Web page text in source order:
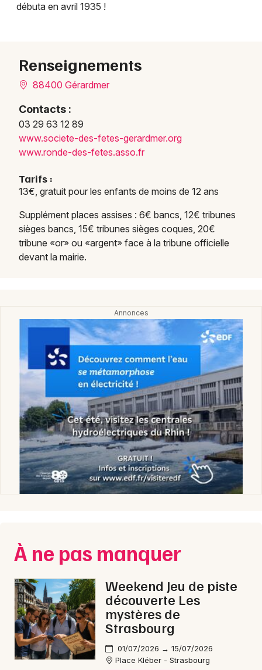
88 - Vosges
Je m'abonne
débuta en avril 1935 !
Renseignements
88400 Gérardmer
Contacts :
03 29 63 12 89
www.societe-des-fetes-gerardmer.org
www.ronde-des-fetes.asso.fr
Tarifs :
13€, gratuit pour les enfants de moins de 12 ans
Supplément places assises : 6€ bancs, 12€ tribunes
sièges bancs, 15€ tribunes sièges coques, 20€
tribune «or» ou «argent» face à la tribune officielle
devant la mairie.
À ne pas manquer
Weekend Jeu de piste
découverte Les
mystères de
Strasbourg
01/07/2026 → 15/07/2026
Place Kléber - Strasbourg